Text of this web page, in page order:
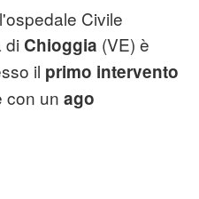
Civile
di Chioggia (VE) è
il primo intervento
con un ago